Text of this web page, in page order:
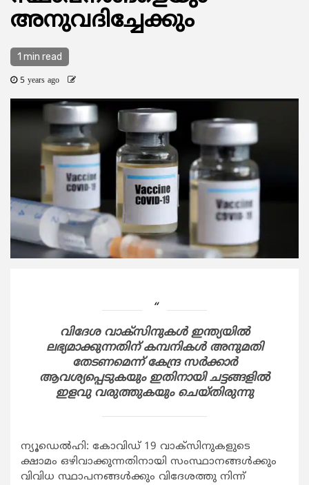
അനുവദിച്ചേക്കും
1 min read
5 years ago
വിദേശ വാക്സിനുകള്‍ ഇന്ത്യയില്‍
ലഭ്യമാക്കുന്നതിന് കമ്പനികള്‍ അനുമതി
തേടണമെന്ന് കേന്ദ്ര സര്‍ക്കാര്‍
ആവശ്യപ്പെടുകയും ഇതിനായി ചട്ടങ്ങളില്‍
ഇളവു വരുത്തുകയും ചെയ്തിരുന്നു
ന്യൂഡെല്‍ഹി: കോവിഡ് 19 വാക്സിനുകളുടെ
ക്ഷാമം ഒഴിവാക്കുന്നതിനായി സംസ്ഥാനങ്ങള്‍ക്കും
വിവിധ സ്ഥാപനങ്ങള്‍ക്കും വിദേശത്തു നിന്ന്